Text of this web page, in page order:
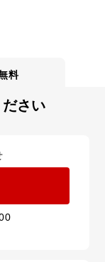
さい